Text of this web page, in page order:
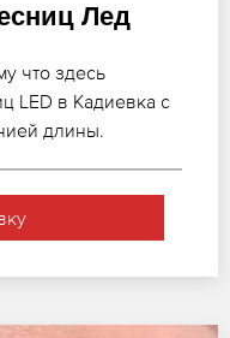
Лед
что здесь
LED в Кадиевка с
длины.